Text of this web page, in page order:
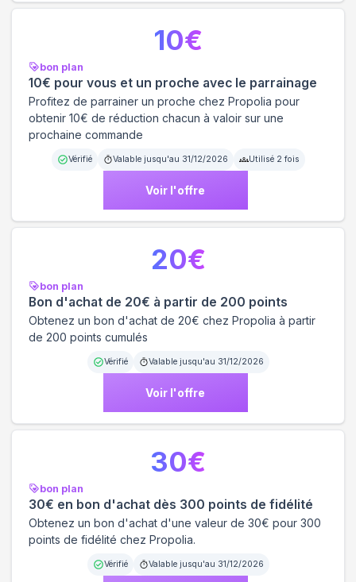
bon plan
10€ pour vous et un proche avec le parrainage
Profitez de parrainer un proche chez Propolia pour
obtenir 10€ de réduction chacun à valoir sur une
prochaine commande
Vérifié Valable jusqu'au 31/12/2026 Utilisé 2 fois
Voir l'offre
10€
bon plan
Bon d'achat de 20€ à partir de 200 points
Obtenez un bon d'achat de 20€ chez Propolia à partir
de 200 points cumulés
Vérifié Valable jusqu'au 31/12/2026
Voir l'offre
20€
bon plan
30€ en bon d'achat dès 300 points de fidélité
Obtenez un bon d'achat d'une valeur de 30€ pour 300
points de fidélité chez Propolia.
Vérifié Valable jusqu'au 31/12/2026
30€